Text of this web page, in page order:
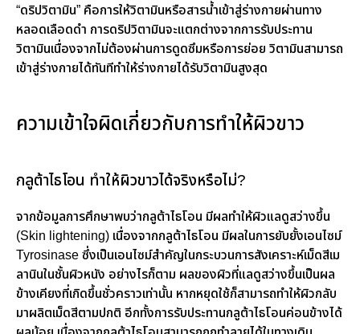
“ดริปวิตามิน” คือการให้วิตามินหรือสารน้ำเข้าสู่ร่างกายผ่านทาง
หลอดเลือดดำ การดริปวิตามินจะแตกต่างจากการรับประทาน
วิตามินเนื่องจากไม่ต้องผ่านการดูดซึมหรือการย่อย วิตามินสามารถ
เข้าสู่ร่างกายได้ทันทีทำให้ร่างกายได้รับวิตามินสูงสุด
ความเข้าใจผิดเกี่ยวกับการทำให้ผิวขาว
กลูต้าไธโอน ทำให้ผิวขาวได้จริงหรือไม่?
จากข้อมูลการศึกษาพบว่ากลูต้าไธโอน มีผลทำให้ผิวแลดูสว่างขึ้น
(Skin lightening) เนื่องจากกลูต้าไธโอน มีผลในการยับยั้งเอนไซม์
Tyrosinase ซึ่งเป็นเอนไซม์สำคัญในกระบวนการสังเคราะห์เม็ดสีเม
ลานินในชั้นผิวหนัง อย่างไรก็ตาม ผลของผิวที่แลดูสว่างขึ้นเป็นผล
ข้างเคียงที่เกิดขึ้นชั่วคราวเท่านั้น หากหยุดใช้ก็สามารถทำให้ผิวกลับ
มาผลิตเม็ดสีตามปกติ อีกทั้งการรับประทานกลูต้าไธโอนค่อนข้างได้